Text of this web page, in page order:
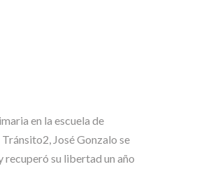
en la escuela de
José Gonzalo se
recuperó su libertad un año